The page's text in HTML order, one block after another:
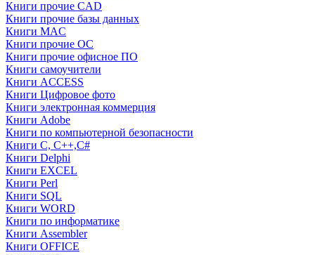
Книги прочие CAD
Книги прочие базы данных
Книги MAC
Книги прочие ОС
Книги прочие офисное ПО
Книги самоучители
Книги ACCESS
Книги Цифровое фото
Книги электронная коммерция
Книги Adobe
Книги по компьютерной безопасности
Книги C, C++,С#
Книги Delphi
Книги EXCEL
Книги Perl
Книги SQL
Книги WORD
Книги по информатике
Книги Assembler
Книги OFFICE